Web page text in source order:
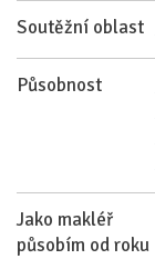
Soutěžní oblast
Působnost
Jako makléř
působím od roku